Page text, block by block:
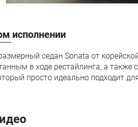
исполнении
седан Sonata от
в ходе рестайлинга, а
просто идеально подходит